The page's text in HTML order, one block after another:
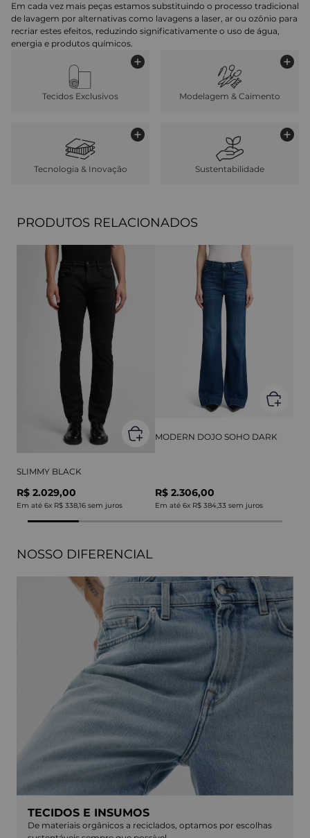
Em cada vez mais peças estamos substituindo o processo tradicional
de lavagem por alternativas como lavagens a laser, ar ou ozônio para
recriar estes efeitos, reduzindo significativamente o uso de água,
energia e produtos químicos.
Tecidos Exclusivos Modelagem & Caimento
Tecnologia & Inovação Sustentabilidade
PRODUTOS RELACIONADOS
SLIMMY BLACK
R$ 2.029,00
Em até 6x R$ 338,16 sem juros
MODERN DOJO SOHO DARK
R$ 2.306,00
Em até 6x R$ 384,33 sem juros
NOSSO DIFERENCIAL
TECIDOS E INSUMOS
De materiais orgânicos a reciclados, optamos por escolhas